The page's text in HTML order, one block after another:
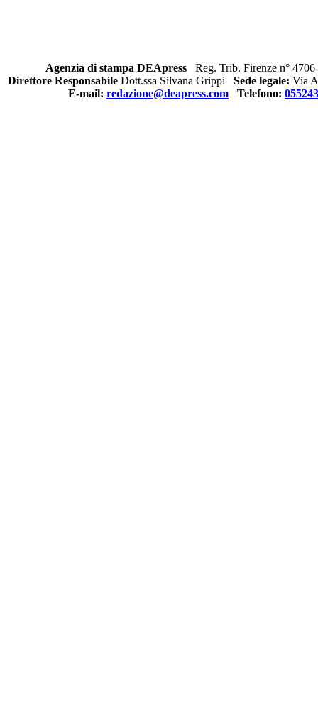
Agenzia di stampa DEApress Reg. Trib. Firenze n° 4706
Direttore Responsabile Dott.ssa Silvana Grippi Sede legale: Via
E-mail: redazione@deapress.com Telefono: